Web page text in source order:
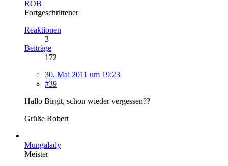
ROB
Fortgeschrittener
Reaktionen
3
Beiträge
172
30. Mai 2011 um 19:23
#39
Hallo Birgit, schon wieder vergessen??
Grüße Robert
Mungalady
Meister